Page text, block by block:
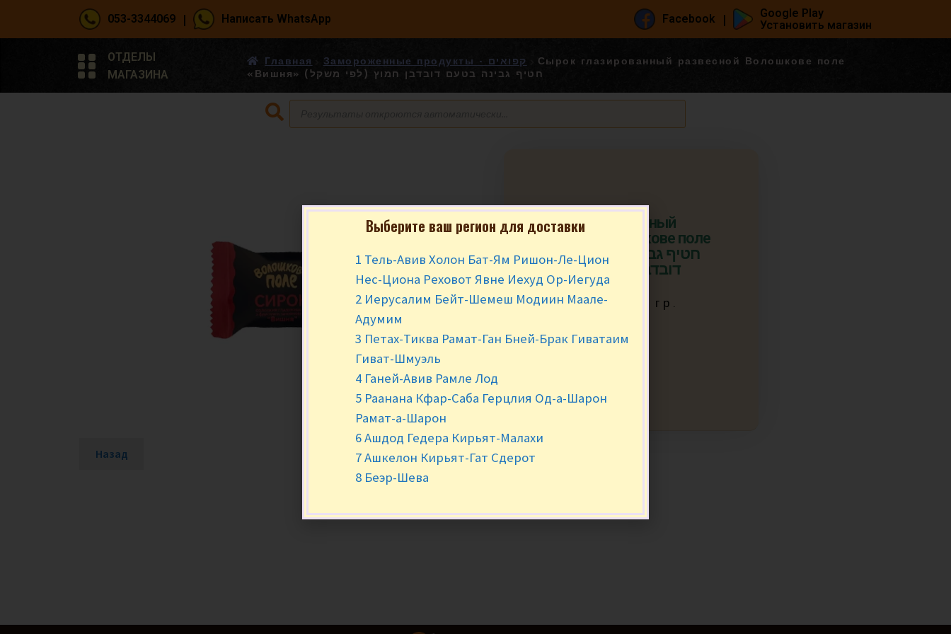
053-3344069 | Написать WhatsApp Facebook |
Google Play
Установить магазин
ОТДЕЛЫ
МАГАЗИНА
Главная Замороженные продукты - קפואים
Сырок глазированный развесной Волошкове поле
«Вишня» חטיף גבינה בטעם דובדבן חמוץ (לפי משקל)
Сырок глазированный
развесной Волошкове поле
«Вишня» חטיף גבינה בטעם
דובדבן חמוץ (לפי משקל)
₪12.90 за 100 гр.
Нет в наличии
Назад
Выберите ваш регион для доставки
1 Тель-Авив Холон Бат-Ям Ришон-Ле-Цион
Нес-Циона Реховот Явне Иехуд Ор-Иегуда
2 Иерусалим Бейт-Шемеш Модиин Маале-
Адумим
3 Петах-Тиква Рамат-Ган Бней-Брак Гиватаим
Гиват-Шмуэль
4 Ганей-Авив Рамле Лод
5 Раанана Кфар-Саба Герцлия Од-а-Шарон
Рамат-а-Шарон
6 Ашдод Гедера Кирьят-Малахи
7 Ашкелон Кирьят-Гат Сдерот
8 Беэр-Шева